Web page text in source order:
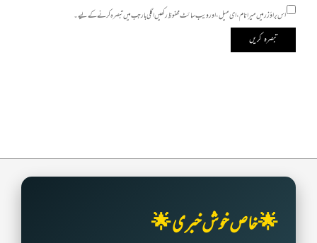
اس براؤزر میں میرا نام، ای میل، اور ویب سائٹ محفوظ رکھیں اگلی بار جب میں تبصرہ کرنے کےلیے۔
🌟 خاص خوش خبری 🌟